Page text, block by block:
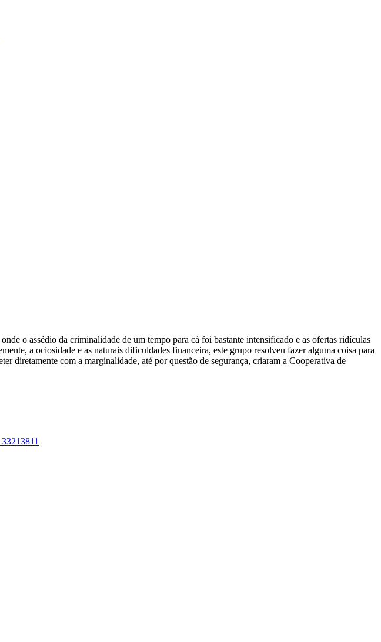
o assédio da criminalidade de um tempo para cá foi bastante intensificado e as ofertas ridículas
a ociosidade e as naturais dificuldades financeira, este grupo resolveu fazer alguma coisa para
diretamente com a marginalidade, até por questão de segurança, criaram a Cooperativa de